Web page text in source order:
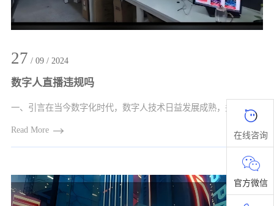
27 / 09 / 2024
数字人直播违规吗
一、引言在当今数字化时代，数字人技术日益发展成熟，并逐渐渗透到直播领域。然而，随···
Read More
在线咨询
官方微信